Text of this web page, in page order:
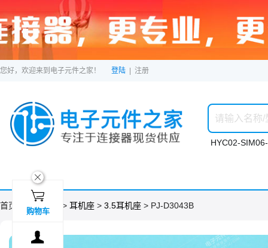
您好，欢迎来到电子元件之家！ 登陆 注册
HYC02-
首页 > 分类目录 > 耳机座 > 3.5耳机座 > PJ-D3043B
ဆ

购物车
